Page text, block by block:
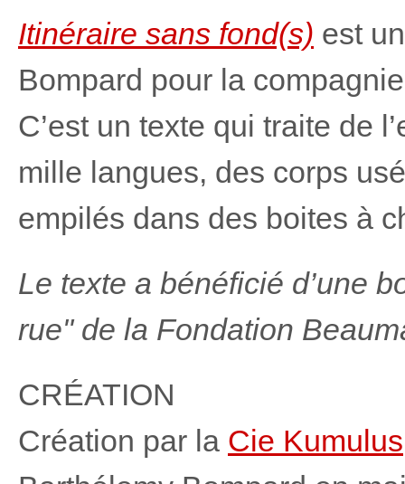
Itinéraire sans fond(s) est
Bompard pour la
C’est un texte qui traite de
mille langues, des corps
empilés dans des boites à
Le texte a bénéficié d’une
rue" de la Fondation
CRÉATION
Création par la Cie Kumulus